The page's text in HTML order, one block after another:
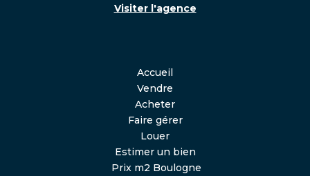
Visiter l'agence
Accueil
Vendre
Acheter
Faire gérer
Louer
Estimer un bien
Prix m2 Boulogne